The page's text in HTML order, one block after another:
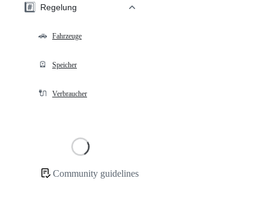
#️⃣ Regelung
🚗 Fahrzeuge
🪫 Speicher
🔌 Verbraucher
Community guidelines